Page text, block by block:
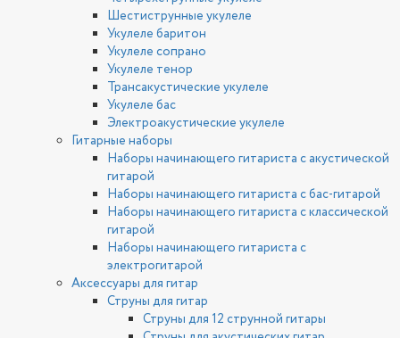
Шестиструнные укулеле
Укулеле баритон
Укулеле сопрано
Укулеле тенор
Трансакустические укулеле
Укулеле бас
Электроакустические укулеле
Гитарные наборы
Наборы начинающего гитариста с акустической
гитарой
Наборы начинающего гитариста с бас-гитарой
Наборы начинающего гитариста с классической
гитарой
Наборы начинающего гитариста с
электрогитарой
Аксессуары для гитар
Струны для гитар
Струны для 12 струнной гитары